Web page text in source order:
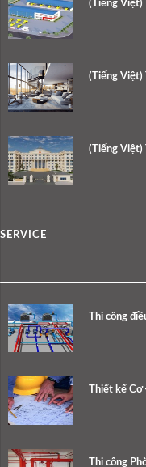
(Tiếng Việt)
(Tiếng Việt)
(Tiếng Việt)
SERVICE
Thi công
Thiết kế Cơ
Thi công